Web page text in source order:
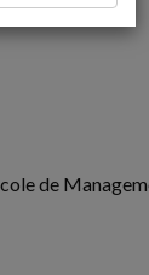
de